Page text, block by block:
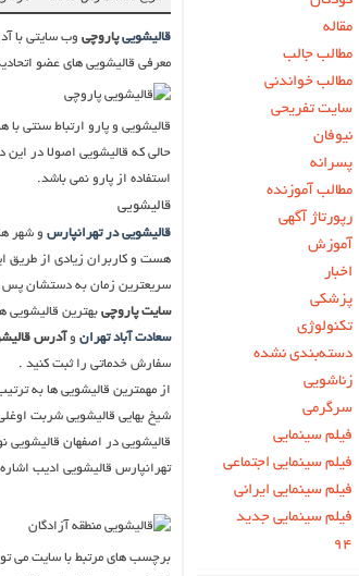
قالیشویی پاروچی وب سایتی با
معرفی قالیشویی های عضو
قالیشویی و پارو ارتباط سنتی
حالی که قالیشویی اصولا در این
استفاده از پارو نمی باشد.
قالیشویی
قالیشویی در تهرانپارس و شهر
هست و کاربران زیادی از طریق
سریعترین زمان به دستشان پس
سایت پاروچی بهترین قالیشویی
سعادت آباد تهران و آدرس
سفارش خدماتی را ثبت کنید .
از مهمترین قالیشویی ها به
شیخ بهایی قالیشویی شربت
قالیشویی در اصفهان قالیشویی
تهرانپارس قالیشویی ادیب
برچسب های مرتبط با سایت می
مقاله
مطالب جالب
مطالب خواندنی
سایت تفریحی
نیوفان
پسرانه
مطالب آموزنده
رپورتاژ آگهی
آموزش
اخبار
پزشکی
تکنولوژی
دسته‌بندی نشده
زناشویی
سرگرمی
فیلم سینمایی
فیلم سینمایی اجتماعی
فیلم سینمایی ایرانی
فیلم سینمایی جدید
۹۴